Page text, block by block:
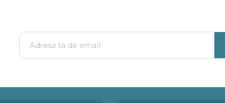
Adresa ta de email